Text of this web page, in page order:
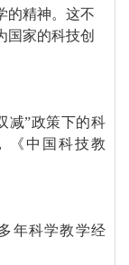
的精神。这不
国家的科技创
减”政策下的科
《中国科技教
年科学教学经